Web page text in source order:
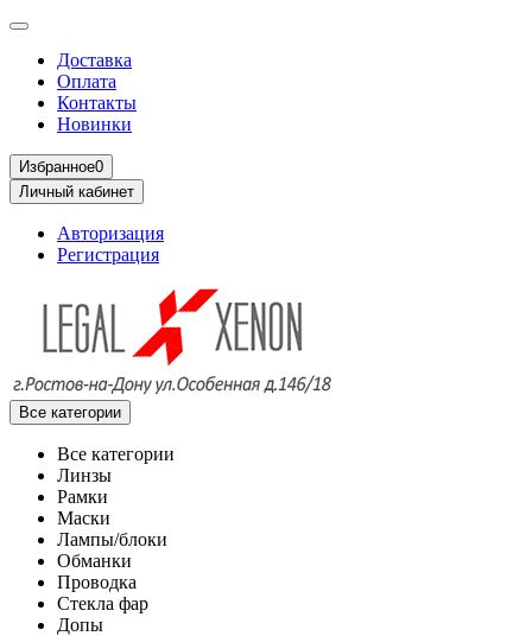
Доставка
Оплата
Контакты
Новинки
Избранное0
Личный кабинет
Авторизация
Регистрация
Все категории
Все категории
Линзы
Рамки
Маски
Лампы/блоки
Обманки
Проводка
Стекла фар
Допы